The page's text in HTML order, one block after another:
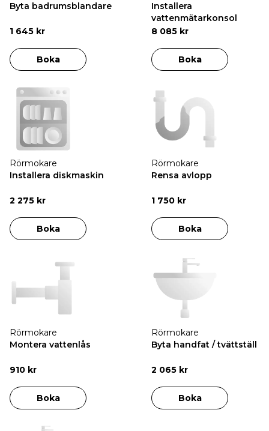
Byta badrumsblandare
1 645 kr
Boka
Installera
vattenmätarkonsol
8 085 kr
Boka
Rörmokare
Installera diskmaskin
2 275 kr
Boka
Rörmokare
Rensa avlopp
1 750 kr
Boka
Rörmokare
Montera vattenlås
910 kr
Boka
Rörmokare
Byta handfat / tvättställ
2 065 kr
Boka